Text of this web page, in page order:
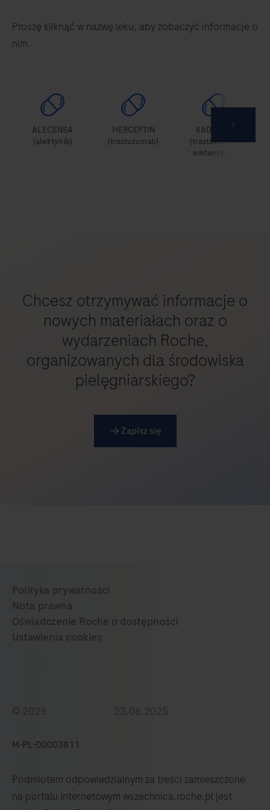
Proszę kliknąć w nazwę leku, aby zobaczyć informacje o
nim.
Chcesz otrzymywać informacje o
nowych materiałach oraz o
wydarzeniach Roche,
organizowanych dla środowiska
pielęgniarskiego?
Zapisz się
© 2025 23.06.2025
M-PL-00003811
Podmiotem odpowiedzialnym za treści zamieszczone
na portalu internetowym wszechnica.roche.pl jest